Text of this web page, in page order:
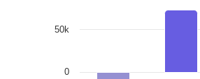
0
50k